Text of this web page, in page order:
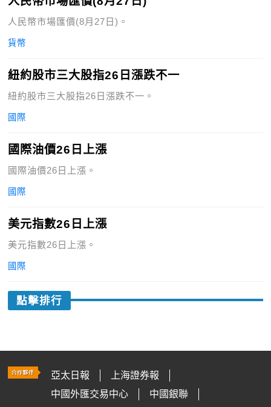
人民幣市場匯價(8月27日)。
貨幣
紐約股市三大股指26日漲跌不一
紐約股市三大股指26日漲跌不一。
國際
國際油價26日上漲
國際油價26日上漲。
國際
美元指數26日上漲
美元指數26日上漲。
國際
點擊排行
亞太日報
上海證券報
中國外匯交易中心
中國銀聯